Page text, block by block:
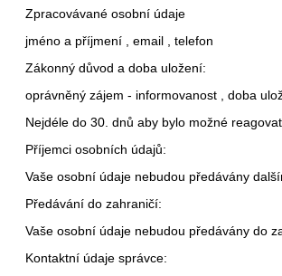
Zpracovávané osobní údaje
jméno a příjmení , email , telefon
Zákonný důvod a doba uložení:
oprávněný zájem - informovanost , doba
Nejdéle do 30. dnů aby bylo možné
Příjemci osobních údajů:
Vaše osobní údaje nebudou předávány
Předávání do zahraničí:
Vaše osobní údaje nebudou předávány do
Kontaktní údaje správce: